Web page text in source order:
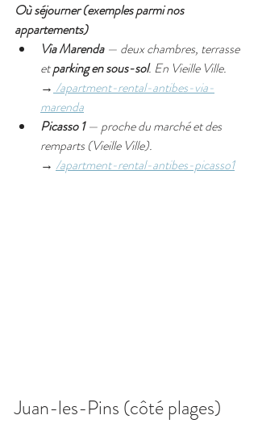
Où séjourner (exemples parmi nos
appartements)
Via Marenda — deux chambres, terrasse
et parking en sous-sol. En Vieille Ville.
→ /apartment-rental-antibes-via-
marenda
Picasso 1 — proche du marché et des
remparts (Vieille Ville).
→ /apartment-rental-antibes-picasso1
Juan-les-Pins (côté plages)